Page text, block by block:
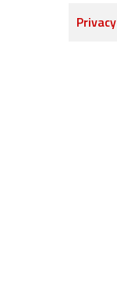
Privacy